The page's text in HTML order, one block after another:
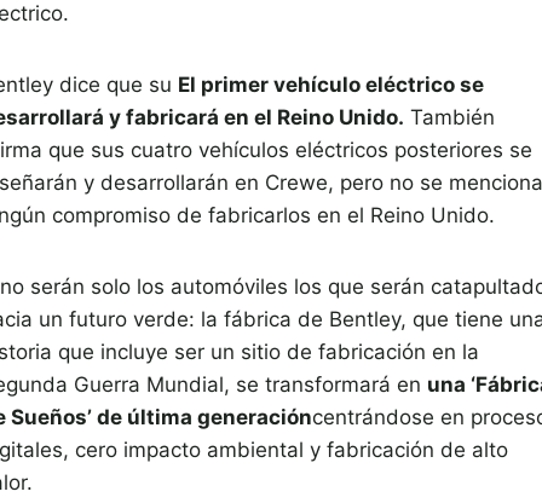
dice que su El primer vehículo eléctrico se
y fabricará en el Reino Unido. También
que sus cuatro vehículos eléctricos posteriores se
y desarrollarán en Crewe, pero no se menciona
compromiso de fabricarlos en el Reino Unido.
serán solo los automóviles los que serán
un futuro verde: la fábrica de Bentley, que tiene
que incluye ser un sitio de fabricación en la
Guerra Mundial, se transformará en una
Sueños’ de última generacióncentrándose en
cero impacto ambiental y fabricación de alto